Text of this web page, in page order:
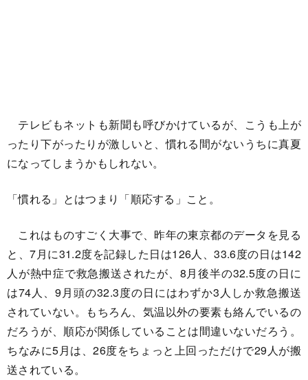
テレビもネットも新聞も呼びかけているが、こうも上が
ったり下がったりが激しいと、慣れる間がないうちに真夏
になってしまうかもしれない。
「慣れる」とはつまり「順応する」こと。
これはものすごく大事で、昨年の東京都のデータを見る
と、7月に31.2度を記録した日は126人、33.6度の日は142
人が熱中症で救急搬送されたが、8月後半の32.5度の日に
は74人、9月頭の32.3度の日にはわずか3人しか救急搬送
されていない。もちろん、気温以外の要素も絡んでいるの
だろうが、順応が関係していることは間違いないだろう。
ちなみに5月は、26度をちょっと上回っただけで29人が搬
送されている。